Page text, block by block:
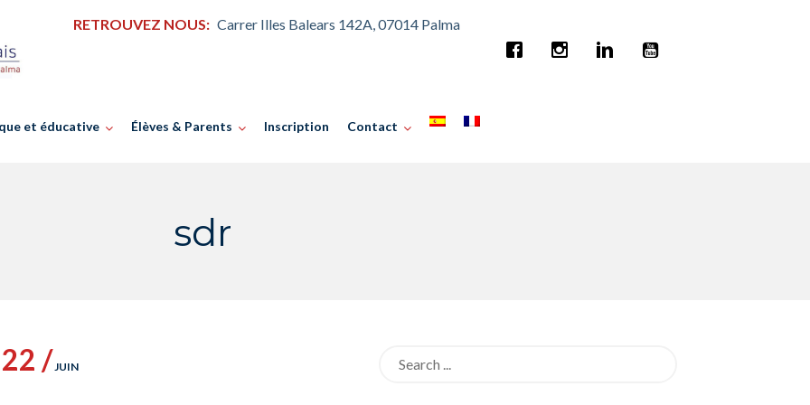
RETROUVEZ NOUS: Carrer Illes Balears 142A, 07014 Palma
et éducative Élèves & Parents Inscription Contact
sdr
22 /JUIN